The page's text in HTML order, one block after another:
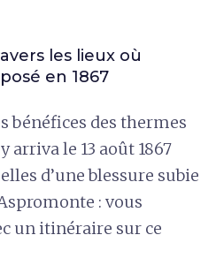
les lieux où
en 1867
bénéfices des thermes
arriva le 13 août 1867
d’une blessure subie
: vous
un itinéraire sur ce